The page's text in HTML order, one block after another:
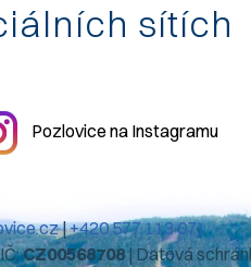
sítích
Pozlovice na Instagramu
|+420 577 113 071
CZ00568708| Datová